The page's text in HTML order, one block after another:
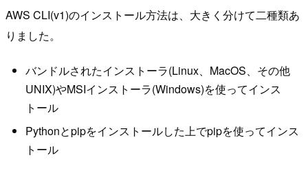
AWS CLI(v1)のインストール方法は、大きく分けて二種類あ
りました。
バンドルされたインストーラ(Linux、MacOS、その他
UNIX)やMSIインストーラ(Windows)を使ってインス
トール
Pythonとpipをインストールした上でpipを使ってインス
トール